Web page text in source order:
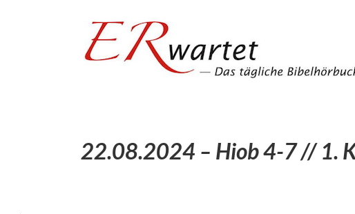
22.08.2024 – Hiob 4-7 // 1.